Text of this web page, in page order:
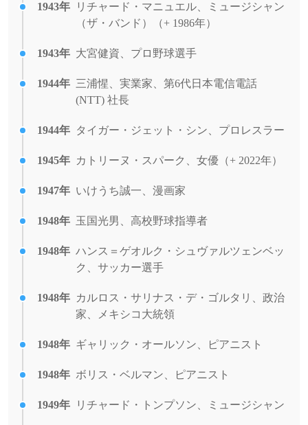
1943年
リチャード・マニュエル、ミュージシャン
（ザ・バンド）（+ 1986年）
1943年 大宮健資、プロ野球選手
1944年 三浦惺、実業家、第6代日本電信電話
(NTT) 社長
1944年 タイガー・ジェット・シン、プロレスラー
1945年 カトリーヌ・スパーク、女優（+ 2022年）
1947年 いけうち誠一、漫画家
1948年 玉国光男、高校野球指導者
1948年 ハンス＝ゲオルク・シュヴァルツェンベッ
ク、サッカー選手
1948年 カルロス・サリナス・デ・ゴルタリ、政治
家、メキシコ大統領
1948年 ギャリック・オールソン、ピアニスト
1948年 ボリス・ベルマン、ピアニスト
1949年 リチャード・トンプソン、ミュージシャン